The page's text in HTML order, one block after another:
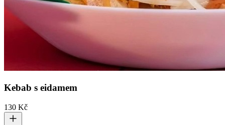
Kebab s eidamem
130 Kč